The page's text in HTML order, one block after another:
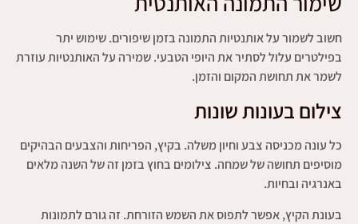
חשוב לשמור על אותנטיות התמונה בזמן שיפורים. שימוש יתר
בפילטרים עלול לסתיר את היופי הטבעי. שמירה על האותנטיות עוזרת
לשמר את תחושת המקום והזמן.
צילום בעונות שונות
כל עונה מכניסה צבע וחיון משלה. בקיץ, הפריחות והצבעים הבהיקים
מוסיפים תחושה של שמחה. צילומים בחוץ בזמן זה של השנה מלאים
באנרגיה ובחיות.
בעונת הקיץ, אפשר לתפוס את השמש הזורחת. זה גורם לתמונות